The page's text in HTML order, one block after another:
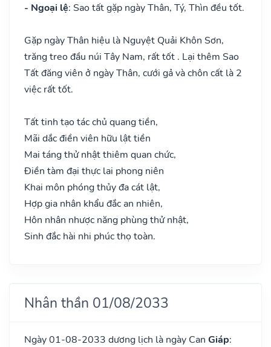
- Ngoại lệ: Sao tất gặp ngày Thân, Tý, Thìn đều tốt.
Gặp ngày Thân hiệu là Nguyệt Quải Khôn Sơn,
trăng treo đầu núi Tây Nam, rất tốt . Lại thêm Sao
Tất đăng viên ở ngày Thân, cưới gả và chôn cất là 2
việc rất tốt.
Tất tinh tạo tác chủ quang tiền,
Mãi dắc điền viên hữu lật tiền
Mai táng thử nhật thiêm quan chức,
Điền tàm đại thực lai phong niên
Khai môn phóng thủy đa cát lật,
Hợp gia nhân khẩu đắc an nhiên,
Hôn nhân nhược năng phùng thử nhật,
Sinh đắc hài nhi phúc thọ toàn.
Nhân thần 01/08/2033
Ngày 01-08-2033 dương lịch là ngày Can Giáp: